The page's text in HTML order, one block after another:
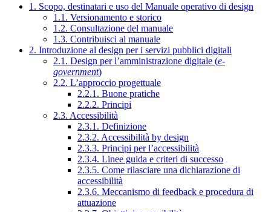
1. Scopo, destinatari e uso del Manuale operativo di design
1.1. Versionamento e storico
1.2. Consultazione del manuale
1.3. Contribuisci al manuale
2. Introduzione al design per i servizi pubblici digitali
2.1. Design per l’amministrazione digitale (e-
government)
2.2. L’approccio progettuale
2.2.1. Buone pratiche
2.2.2. Principi
2.3. Accessibilità
2.3.1. Definizione
2.3.2. Accessibilità by design
2.3.3. Principi per l’accessibilità
2.3.4. Linee guida e criteri di successo
2.3.5. Come rilasciare una dichiarazione di
accessibilità
2.3.6. Meccanismo di feedback e procedura di
attuazione